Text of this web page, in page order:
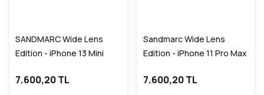
SANDMARC Wide Lens
Edition - iPhone 13 Mini
7.600,20 TL
Sandmarc Wide Lens
Edition - iPhone 11 Pro Max
7.600,20 TL